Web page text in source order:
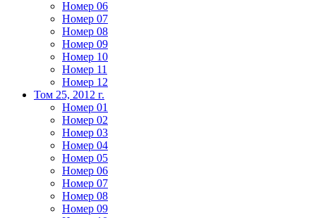
Номер 06
Номер 07
Номер 08
Номер 09
Номер 10
Номер 11
Номер 12
Том 25, 2012 г.
Номер 01
Номер 02
Номер 03
Номер 04
Номер 05
Номер 06
Номер 07
Номер 08
Номер 09